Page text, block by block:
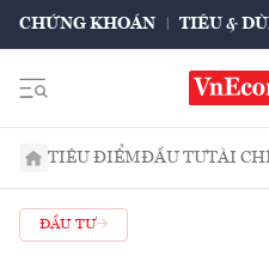
CHỨNG KHOÁN TIÊU &
TIÊU ĐIỂMĐẦU TƯTÀI
ĐẦU TƯ